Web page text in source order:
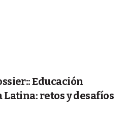
Educación
retos y desafíos